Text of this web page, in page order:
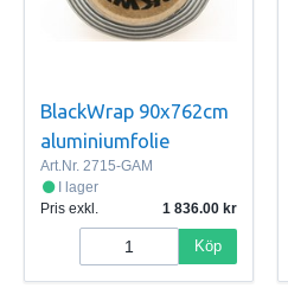
BlackWrap 90x762cm
aluminiumfolie
Art.Nr. 2715-GAM
I lager
Pris exkl.
1 836.00
Köp